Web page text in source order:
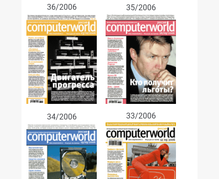
36/2006 35/2006
34/2006 33/2006